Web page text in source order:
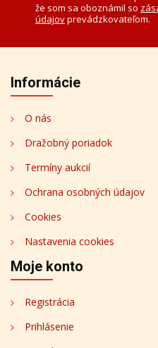
že som sa oboznámil so
údajovprevádzkovateľom.
Informácie
O nás
Dražobný poriadok
Termíny aukcií
Ochrana osobných údajov
Cookies
Nastavenia cookies
Moje konto
Registrácia
Prihlásenie